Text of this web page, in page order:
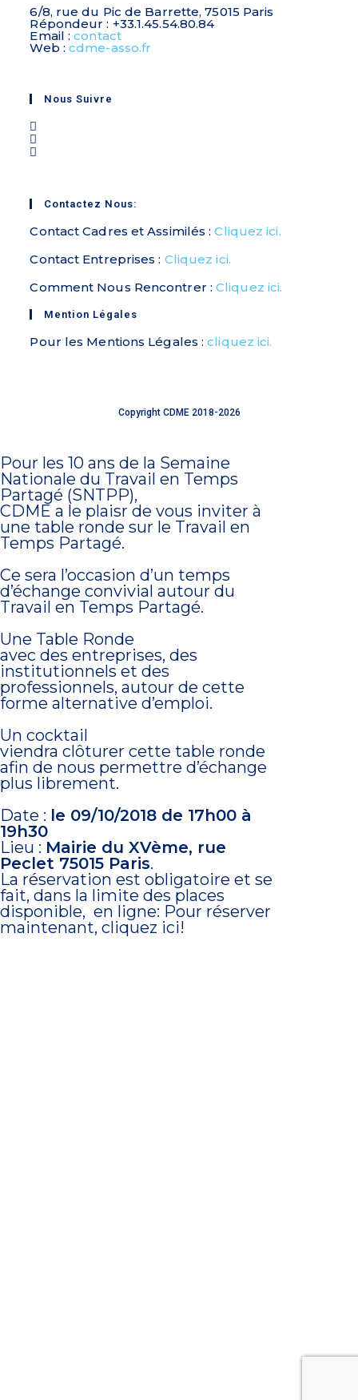
6/8, rue du Pic de Barrette, 75015 Paris
Répondeur : +33.1.45.54.80.84
Email :contact
Web :cdme-asso.fr
Nous Suivre
Contactez Nous:
Contact Cadres et Assimilés :Cliquez ici.
Contact Entreprises : Cliquez ici.
Comment Nous Rencontrer :Cliquez ici.
Mention Légales
Pour les Mentions Légales : cliquez ici.
Copyright CDME 2018-2026
Pour les 10 ans de la Semaine
Nationale du Travail en Temps
Partagé (SNTPP),
CDME a le plaisr de vous inviter à
une table ronde sur le Travail en
Temps Partagé.
Ce sera l’occasion d’un temps
d’échange convivial autour du
Travail en Temps Partagé.
Une Table Ronde
avec des entreprises, des
institutionnels et des
professionnels, autour de cette
forme alternative d’emploi.
Un cocktail
viendra clôturer cette table ronde
afin de nous permettre d’échange
plus librement.
Date : le 09/10/2018 de 17h00 à
19h30
Lieu : Mairie du XVème, rue
Peclet 75015 Paris.
La réservation est obligatoire et se
fait, dans la limite des places
disponible, en ligne: Pour réserver
maintenant, cliquez ici!